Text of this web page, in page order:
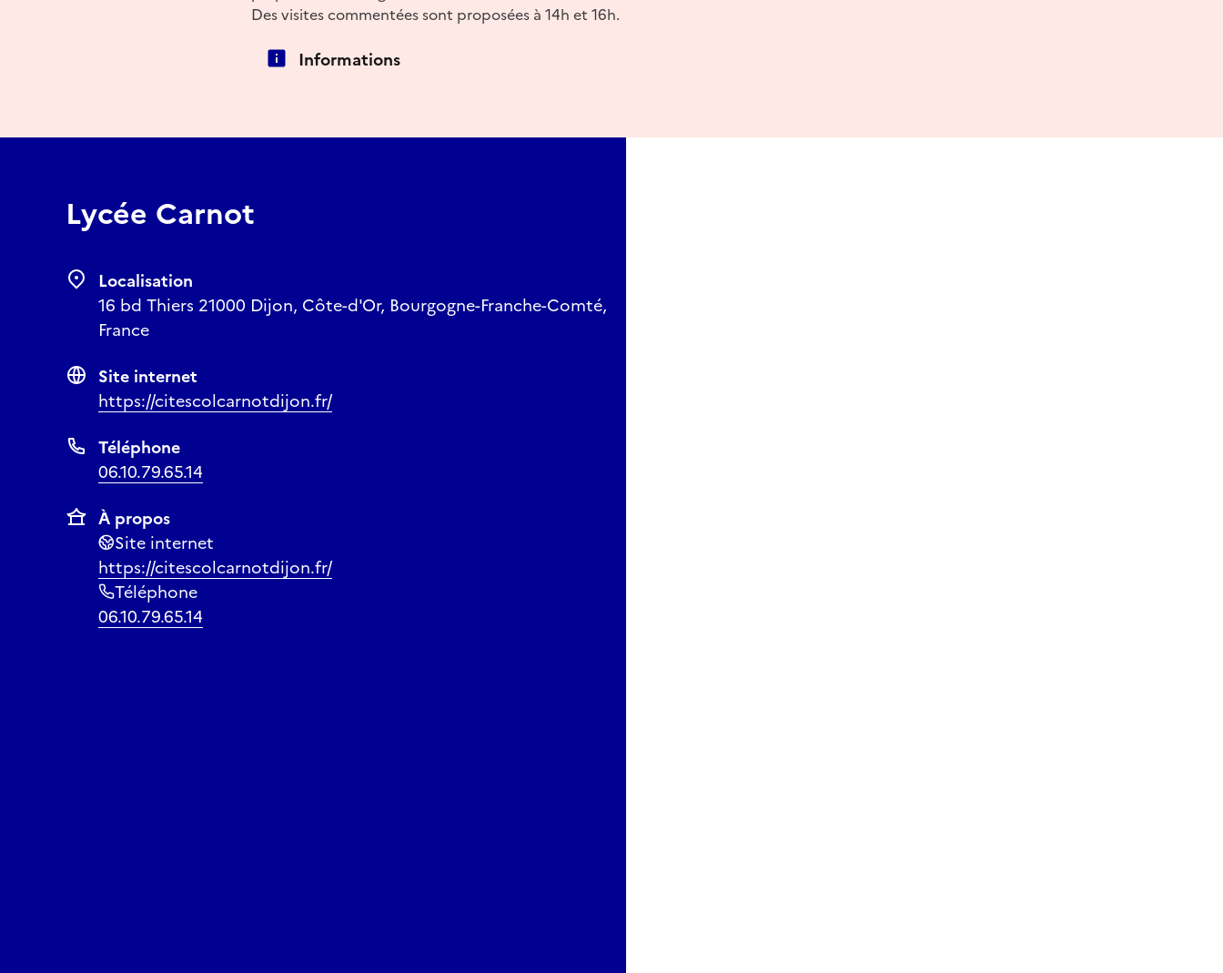
Des visites commentées sont proposées à 14h et 16h.
Informations
Lycée Carnot
Localisation
16 bd Thiers 21000 Dijon, Côte-d'Or, Bourgogne-Franche-Comté,
France
Site internet
https://citescolcarnotdijon.fr/
Téléphone
06.10.79.65.14
À propos
Site internet
https://citescolcarnotdijon.fr/
Téléphone
06.10.79.65.14